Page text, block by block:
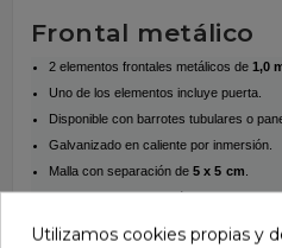
Frontal metálico
2 elementos frontales metálicos de 1,0
Uno de los elementos incluye puerta.
Disponible con barrotes tubulares o
Galvanizado en caliente por inmersión.
Malla con separación de 5 x 5 cm
Barrotes con separación de 8cm
Utilizamos cookies propias y